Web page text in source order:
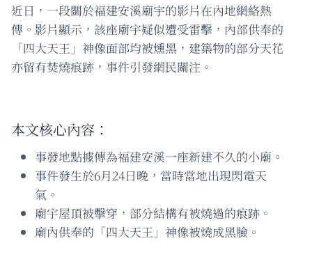
近日，一段關於福建安溪廟宇的影片在內地網絡熱
傳。影片顯示，該座廟宇疑似遭受雷擊，內部供奉的
「四大天王」神像面部均被燻黑，建築物的部分天花
亦留有焚燒痕跡，事件引發網民關注。
本文核心內容：
事發地點據傳為福建安溪一座新建不久的小廟。
事件發生於6月24日晚，當時當地出現閃電天
氣。
廟宇屋頂被擊穿，部分結構有被燒過的痕跡。
廟內供奉的「四大天王」神像被燒成黑臉。